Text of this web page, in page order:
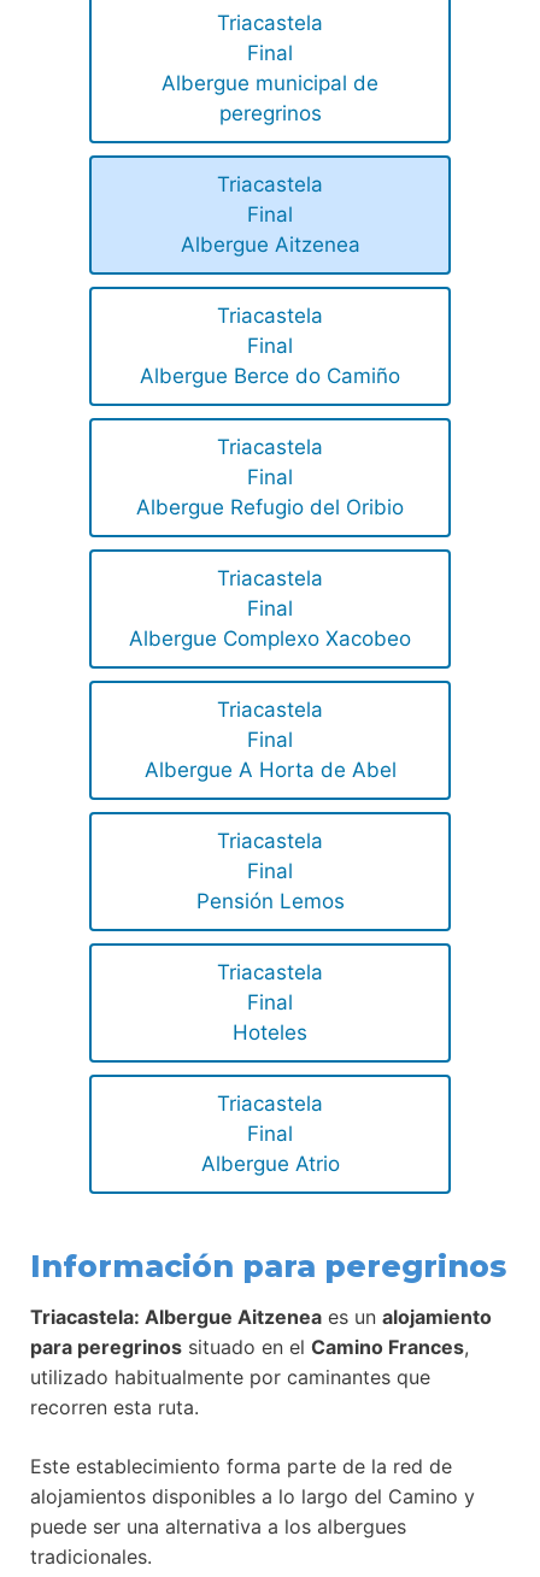
Triacastela
Final
Albergue municipal de
peregrinos
Triacastela
Final
Albergue Aitzenea
Triacastela
Final
Albergue Berce do Camiño
Triacastela
Final
Albergue Refugio del Oribio
Triacastela
Final
Albergue Complexo Xacobeo
Triacastela
Final
Albergue A Horta de Abel
Triacastela
Final
Pensión Lemos
Triacastela
Final
Hoteles
Triacastela
Final
Albergue Atrio
Información para peregrinos
Triacastela: Albergue Aitzenea es un alojamiento
para peregrinos situado en el Camino Frances,
utilizado habitualmente por caminantes que
recorren esta ruta.
Este establecimiento forma parte de la red de
alojamientos disponibles a lo largo del Camino y
puede ser una alternativa a los albergues
tradicionales.